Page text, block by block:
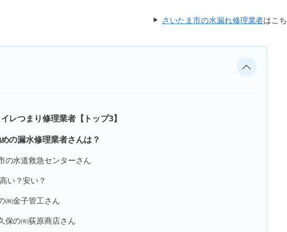
さいたま市の水漏れ修理業者はこ
レつまり修理業者【トップ3】
の漏水修理業者さんは？
の水道救急センターさん
い？安い？
㈱金子管工さん
保の㈲荻原商店さん